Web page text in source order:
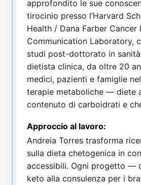
approfondito le sue
tirocinio presso l’Harvard
Health / Dana Farber Cancer
Communication Laboratory,
studi post-dottorato in
dietista clinica, da oltre 20
medici, pazienti e famiglie
terapie metaboliche — diete
contenuto di carboidrati e
Approccio al lavoro:
Andreia Torres trasforma
sulla dieta chetogenica in
accessibili. Ogni progetto —
keto alla consulenza per i